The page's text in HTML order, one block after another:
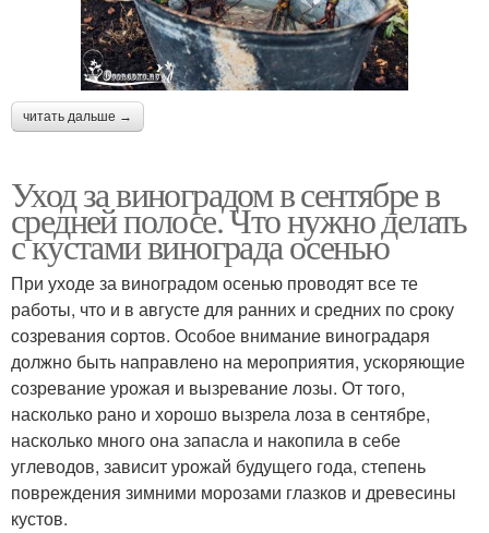
читать дальше →
Уход за виноградом в сентябре в
средней полосе. Что нужно делать
с кустами винограда осенью
При уходе за виноградом осенью проводят все те
работы, что и в августе для ранних и средних по сроку
созревания сортов. Особое внимание виноградаря
должно быть направлено на мероприятия, ускоряющие
созревание урожая и вызревание лозы. От того,
насколько рано и хорошо вызрела лоза в сентябре,
насколько много она запасла и накопила в себе
углеводов, зависит урожай будущего года, степень
повреждения зимними морозами глазков и древесины
кустов.